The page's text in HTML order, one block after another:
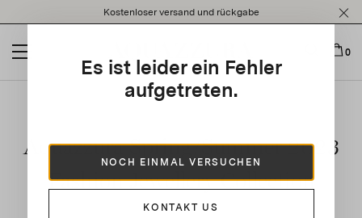
note:
website
an
Kostenloser versand und rückgabe
0
Es ist leider ein Fehler
aufgetreten.
NOCH EINMAL VERSUCHEN
KONTAKT US
Aquazzura Spring/Summer 2023
Fashion Jewellery Collection